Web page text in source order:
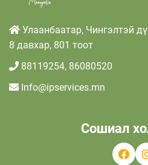
Улаанбаатар, Чингэлтэй
8 давхар, 801 тоот
88119254, 86080520
Info@ipservices.mn
Сошиал